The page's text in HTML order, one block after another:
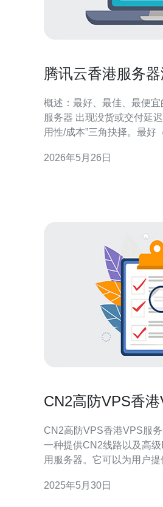
腾讯云香港服务
概述：最好、最佳、最便
服务器 出现没货或交付延
用性/成本”三角抉择。最好
价比和管理复杂度）的做法
2026年5月26日
CN2高防VPS香
CN2高防VPS香港VPS服务选择指南
一种提供CN2线路以及高
用服务器。它可以为用户
的地理位置，连接中国大陆
2025年5月30日